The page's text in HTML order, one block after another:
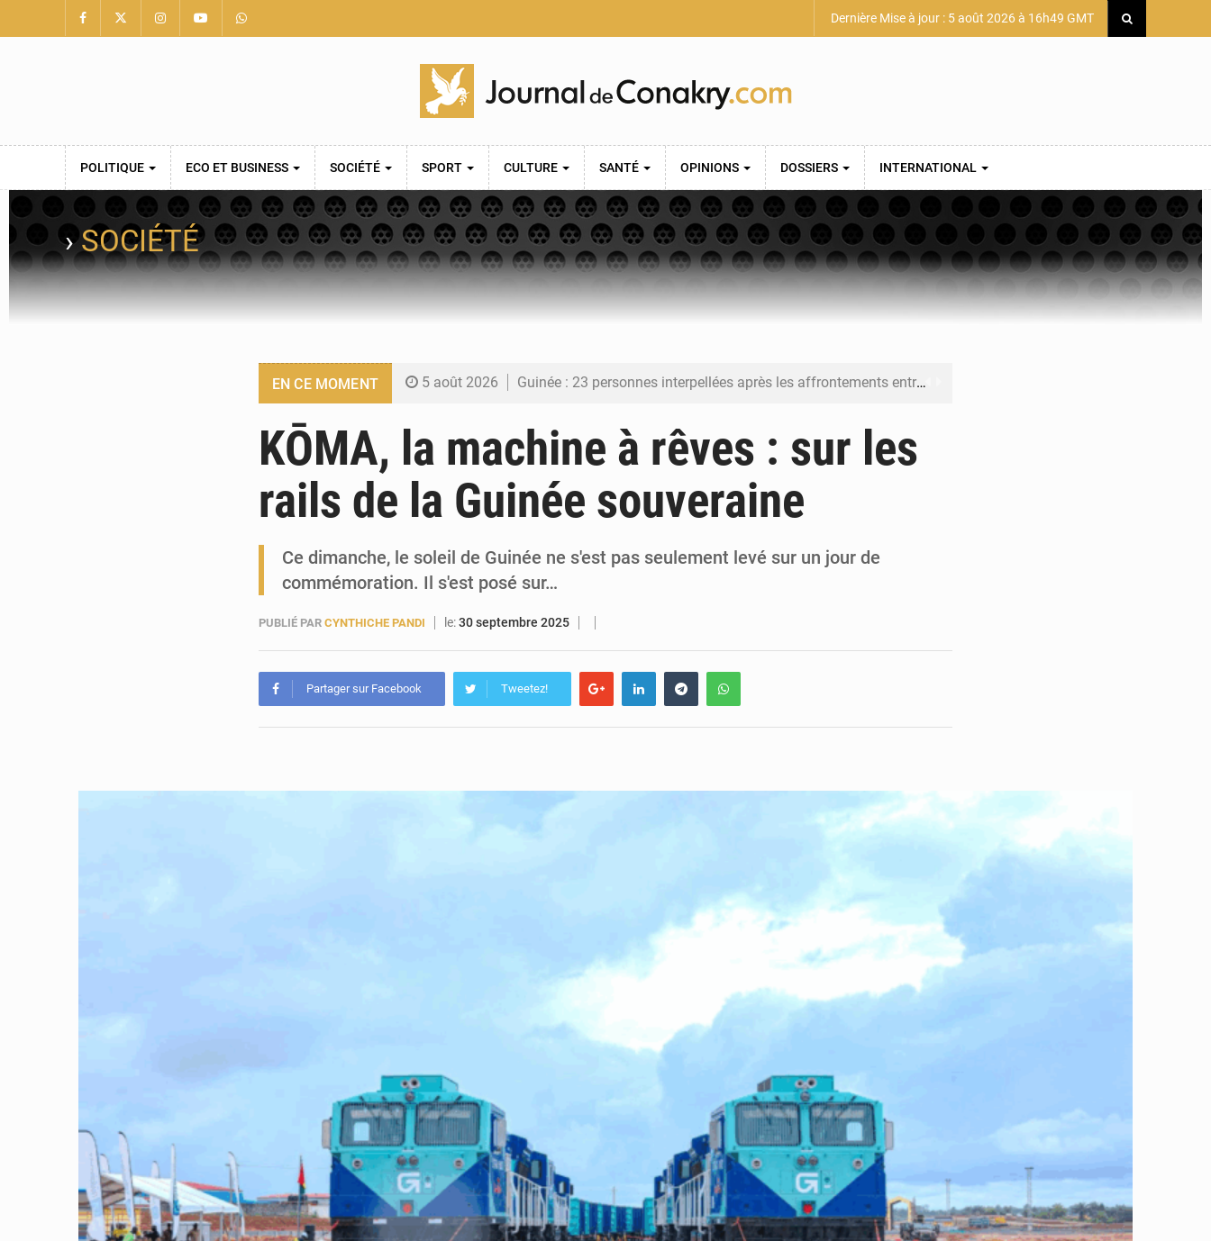
Dernière Mise à jour : 5 août 2026 à 16h49 GMT
POLITIQUE ECO ET BUSINESS SOCIÉTÉ SPORT CULTURE SANTÉ OPINIONS DOSSIERS INTERNATIONAL
›SOCIÉTÉ
EN CE MOMENT 5 août 2026 Guinée : 23 personnes interpellées après les affrontements entre Bankoumana et Djoma Balandou à Mandiana
5 août 2026 Forces Vives en Guinée : la coalition critique la gestion de Mamadi Doumbouya
4 août 2026 Guinée : Conakry explore un partenariat avec le groupe égyptien The Arab Contractors pour accélérer ses grands projets
KŌMA, la machine à rêves : sur les
rails de la Guinée souveraine
Ce dimanche, le soleil de Guinée ne s'est pas seulement levé sur un jour de
commémoration. Il s'est posé sur…
PUBLIÉ PAR CYNTHICHE PANDI le:30 septembre 2025
Partager sur Facebook Tweetez!